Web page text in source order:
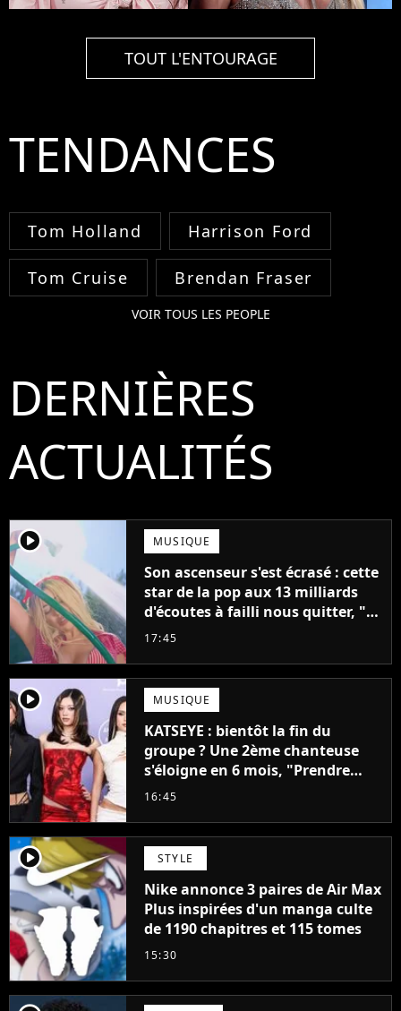
TOUT L'ENTOURAGE
TENDANCES
Tom Holland Harrison Ford
Tom Cruise Brendan Fraser
VOIR TOUS LES PEOPLE
DERNIÈRES
ACTUALITÉS
player2 MUSIQUE
Son ascenseur s'est écrasé : cette
star de la pop aux 13 milliards
d'écoutes à failli nous quitter, "Je
pensais ne plus jamais chanter"
17:45
player2 MUSIQUE
KATSEYE : bientôt la fin du
groupe ? Une 2ème chanteuse
s'éloigne en 6 mois, "Prendre
cette décision n’a pas été facile"
16:45
player2 STYLE
Nike annonce 3 paires de Air Max
Plus inspirées d'un manga culte
de 1190 chapitres et 115 tomes
15:30